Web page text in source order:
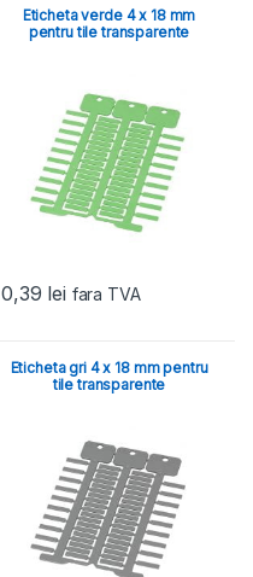
Eticheta verde 4 x 18 mm
pentru tile transparente
0,39 lei fara TVA
Eticheta gri 4 x 18 mm pentru
tile transparente